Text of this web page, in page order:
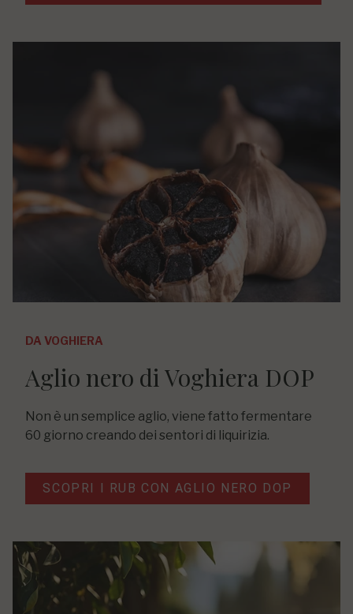
DA VOGHIERA
Aglio nero di Voghiera DOP
Non è un semplice aglio, viene fatto fermentare
60 giorno creando dei sentori di liquirizia.
SCOPRI I RUB CON AGLIO NERO DOP